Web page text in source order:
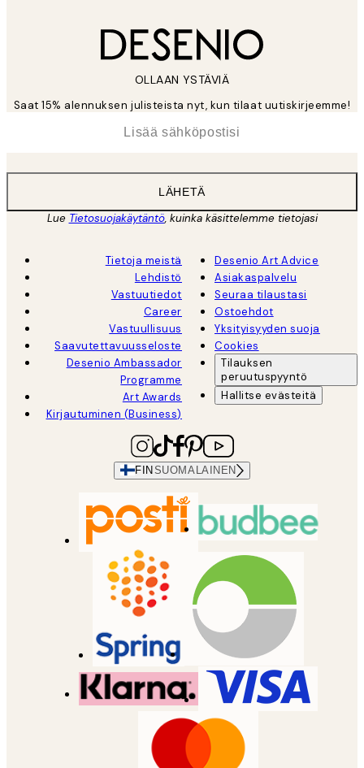
OLLAAN YSTÄVIÄ
Saat 15% alennuksen julisteista nyt, kun tilaat uutiskirjeemme!
LÄHETÄ
Lue Tietosuojakäytäntö, kuinka käsittelemme tietojasi
Tietoja meistä
Lehdistö
Vastuutiedot
Career
Vastuullisuus
Saavutettavuusseloste
Desenio Ambassador
Programme
Art Awards
Kirjautuminen (Business)
Desenio Art Advice
Asiakaspalvelu
Seuraa tilaustasi
Ostoehdot
Yksityisyyden suoja
Cookies
Tilauksen
peruutuspyyntö
Hallitse evästeitä
FIN SUOMALAINEN